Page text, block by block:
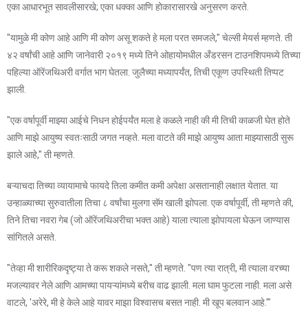
एका आधारभूत सावलीसारखे; एका धक्का आणि होकारासारखे अनुसरण करते.
"यामुळे मी कोण आहे आणि मी कोण असू शकते हे मला परत समजले," चेल्सी मेयर्स म्हणते. ती
४२ वर्षांची आहे आणि जानेवारी २०१९ मध्ये तिने ओहायोमधील अँडरसन टाउनशिपमध्ये तिच्या
पहिल्या ऑरेंजथिअरी वर्गात भाग घेतला. जुलैच्या मध्यापर्यंत, तिची एकूण उपस्थिती तिप्पट
झाली.
"एक वर्षापूर्वी माझ्या आईचे निधन होईपर्यंत मला हे कळले नाही की मी तिची काळजी घेत होते
आणि माझे आयुष्य स्वतःसाठी जगत नव्हते. मला वाटते की माझे आयुष्य आता माझ्यासाठी सुरू
झाले आहे," ती म्हणते.
बऱ्याचदा तिच्या व्यायामाचे फायदे तिला कमीत कमी अपेक्षा असतानाही लक्षात येतात. या
उन्हाळ्याच्या सुरुवातीला तिचा ८ वर्षांचा मुलगा सॅम खाली झोपला. एक वर्षापूर्वी, ती म्हणते की,
तिने तिचा नवरा गेब (जो ऑरेंजथिअरीचा भक्त आहे) याला त्याला झोपायला घेऊन जाण्यास
सांगितले असते.
"तेव्हा मी शारीरिकदृष्ट्या ते करू शकले नसते," ती म्हणते. "पण त्या रात्री, मी त्याला वरच्या
मजल्यावर नेले आणि आमच्या पायऱ्यांमध्ये बरीच वाढ झाली. मला घाम फुटला नाही. मला असे
वाटले, 'अरेरे, मी हे केले आहे यावर माझा विश्वासच बसत नाही. मी खूप बलवान आहे.'"